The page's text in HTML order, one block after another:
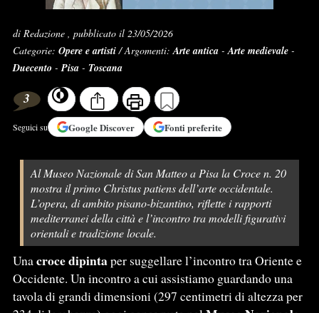
di Redazione , pubblicato il 23/05/2026
Categorie: Opere e artisti/ Argomenti:Arte antica-Arte medievale-
Duecento-Pisa- Toscana
3
Seguici su GoogleDiscover Fonti preferite
Al Museo Nazionale di San Matteo a Pisa la Croce n. 20
mostra il primo Christus patiens dell’arte occidentale.
L’opera, di ambito pisano-bizantino, riflette i rapporti
mediterranei della città e l’incontro tra modelli figurativi
orientali e tradizione locale.
Unacroce dipintaper suggellare l’incontro tra Oriente e
Occidente. Un incontro a cui assistiamo guardando una
tavola di grandi dimensioni (297 centimetri di altezza per